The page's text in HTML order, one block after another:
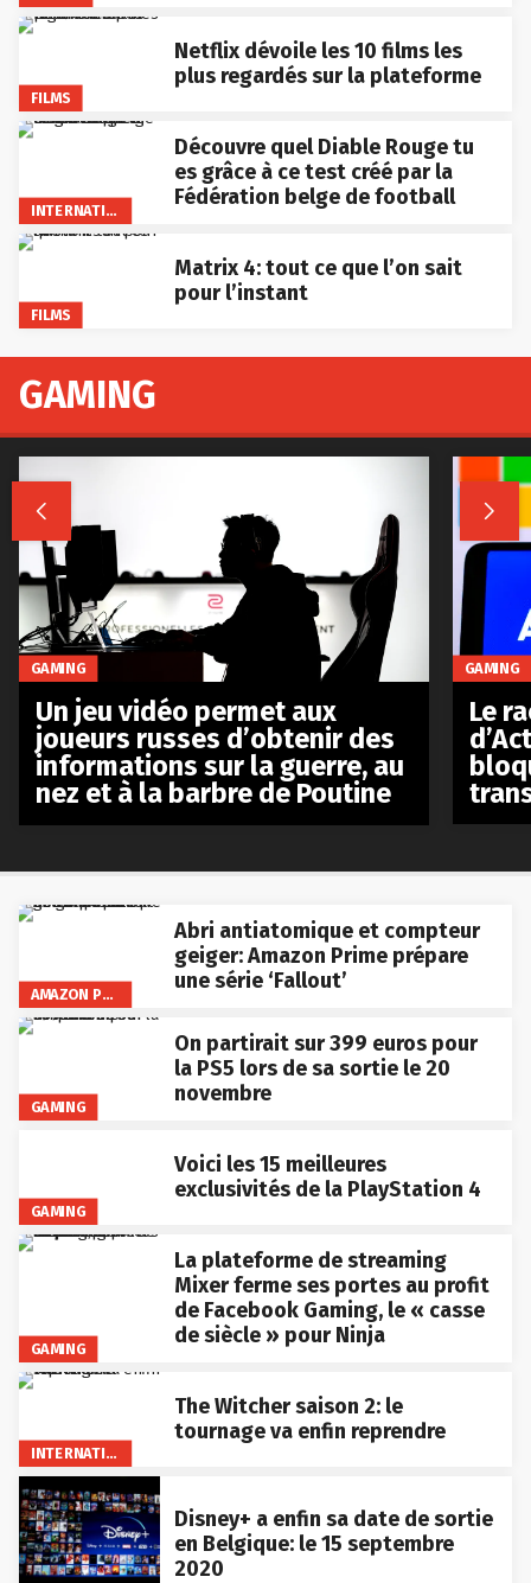
FILMS
Netflix dévoile les 10 films les
plus regardés sur la plateforme
INTERNATIONAL
Découvre quel Diable Rouge tu
es grâce à ce test créé par la
Fédération belge de football
FILMS
Matrix 4: tout ce que l’on sait
pour l’instant
AMAZON PRIME VIDEO
Abri antiatomique et compteur
geiger: Amazon Prime prépare
une série ‘Fallout’
GAMING
On partirait sur 399 euros pour
la PS5 lors de sa sortie le 20
novembre
GAMING
Voici les 15 meilleures
exclusivités de la PlayStation 4
GAMING
La plateforme de streaming
Mixer ferme ses portes au profit
de Facebook Gaming, le « casse
de siècle » pour Ninja
INTERNATIONAL
The Witcher saison 2: le
tournage va enfin reprendre
Disney+ a enfin sa date de sortie
en Belgique: le 15 septembre
2020
GAMING
 
GAMING
Un jeu vidéo permet aux
joueurs russes d’obtenir des
informations sur la guerre, au
nez et à la barbre de Poutine
GAMING
Le